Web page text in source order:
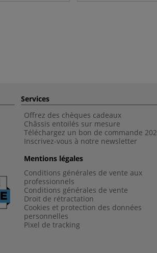
Services
Offrez des chèques cadeaux
Châssis entoilés sur mesure
Téléchargez un bon de commande 202
Inscrivez-vous à notre newsletter
Mentions légales
Conditions générales de vente aux
professionnels
Conditions générales de vente
Droit de rétractation
Cookies et protection des données
personnelles
Pixel de tracking